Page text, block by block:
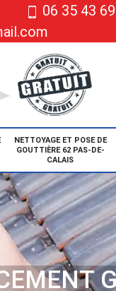
06 35 43
NETTOYAGE ET POSE DE
GOUTTIÈRE 62 PAS-DE-
CALAIS